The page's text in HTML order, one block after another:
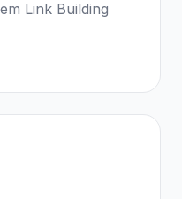
Link Building